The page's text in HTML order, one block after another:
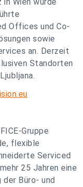
Offices und Co-
sowie
an. Derzeit
Standorten
Gruppe
flexible
Serviced
25 Jahren eine
Büro- und